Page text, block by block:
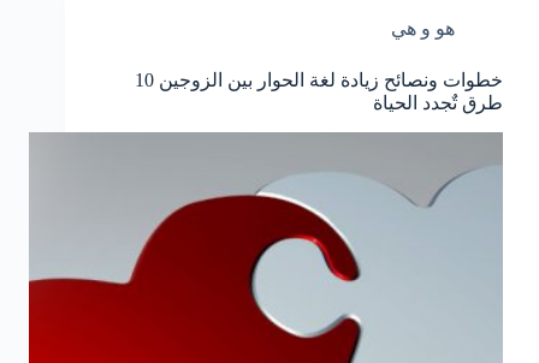
هو و هي
خطوات ونصائح زيادة لغة الحوار بين الزوجين 10
طرق تٌجدد الحياة